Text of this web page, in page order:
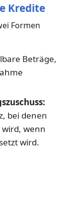
Kredite
Formen
Beträge,
bei denen
wenn
wird.